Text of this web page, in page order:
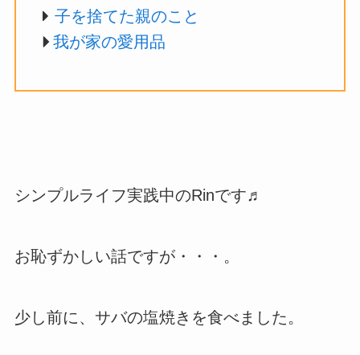
子を捨てた親のこと
我が家の愛用品
シンプルライフ実践中のRinです♬
お恥ずかしい話ですが・・・。
少し前に、サバの塩焼きを食べました。